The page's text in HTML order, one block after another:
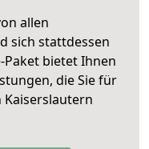
allen
sich stattdessen
Paket bietet Ihnen
die Sie für